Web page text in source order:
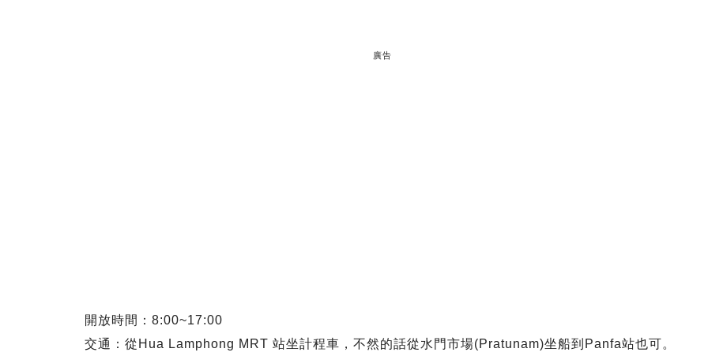
廣告
開放時間：8:00~17:00
交通：從Hua Lamphong MRT 站坐計程車，不然的話從水門市場(Pratunam)坐船到Panfa站也可。